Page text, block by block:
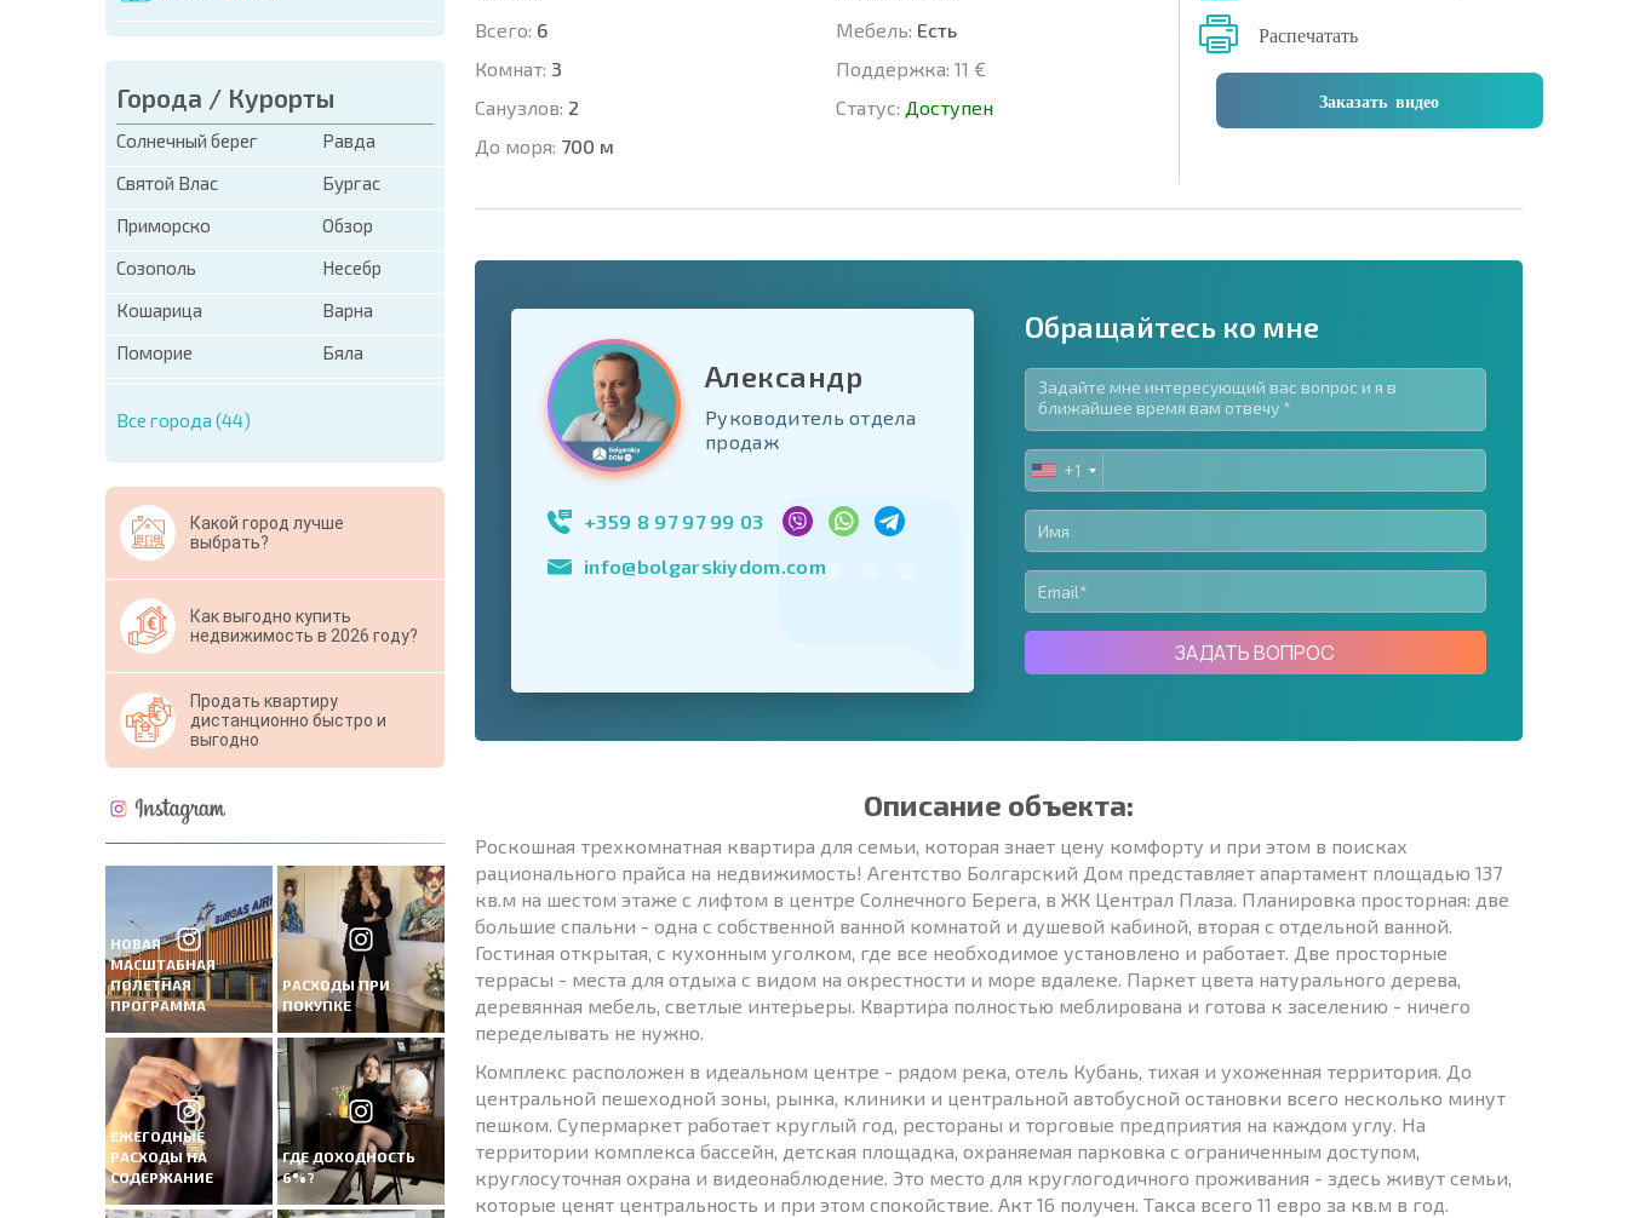
Города / Курорты
Солнечный берег
Равда
Святой Влас
Бургас
Приморско
Обзор
Созополь
Несебр
Кошарица
Варна
Поморие
Бяла
Все города (44)
Какой город лучше
выбрать?
Как выгодно купить
недвижимость в 2026 году?
Продать квартиру
дистанционно быстро и
выгодно
НОВАЯ
МАСШТАБНАЯ
ПОЛЕТНАЯ
ПРОГРАММА
РАСХОДЫ ПРИ
ПОКУПКЕ
ЕЖЕГОДНЫЕ
РАСХОДЫ НА
СОДЕРЖАНИЕ
ГДЕ ДОХОДНОСТЬ
6%?
Всего: 6
Комнат: 3
Санузлов: 2
До моря: 700 м
Мебель: Есть
Поддержка: 11 €
Статус: Доступен
Распечатать
Заказать видео
United
+1
* Поля обязательные для заполнения
Свернуть форму
Подписаться на рассылку | Нажимая кнопку, вы разрешаете
использование своих данных.
Отправить сообщение
Александр
Руководитель отдела
продаж
+359 8 97 97 99 03
info@bolgarskiydom.com
Обращайтесь ко мне
UNITED
STATES
+1
+1
ЗАДАТЬ ВОПРОС
Описание объекта:
Роскошная трехкомнатная квартира для семьи, которая знает цену комфорту и при этом в поисках
рационального прайса на недвижимость! Агентство Болгарский Дом представляет апартамент площадью 137
кв.м на шестом этаже с лифтом в центре Солнечного Берега, в ЖК Централ Плаза. Планировка просторная: две
большие спальни - одна с собственной ванной комнатой и душевой кабиной, вторая с отдельной ванной.
Гостиная открытая, с кухонным уголком, где все необходимое установлено и работает. Две просторные
террасы - места для отдыха с видом на окрестности и море вдалеке. Паркет цвета натурального дерева,
деревянная мебель, светлые интерьеры. Квартира полностью меблирована и готова к заселению - ничего
переделывать не нужно.
Комплекс расположен в идеальном центре - рядом река, отель Кубань, тихая и ухоженная территория. До
центральной пешеходной зоны, рынка, клиники и центральной автобусной остановки всего несколько минут
пешком. Супермаркет работает круглый год, рестораны и торговые предприятия на каждом углу. На
территории комплекса бассейн, детская площадка, охраняемая парковка с ограниченным доступом,
круглосуточная охрана и видеонаблюдение. Это место для круглогодичного проживания - здесь живут семьи,
которые ценят центральность и при этом спокойствие. Акт 16 получен. Такса всего 11 евро за кв.м в год.